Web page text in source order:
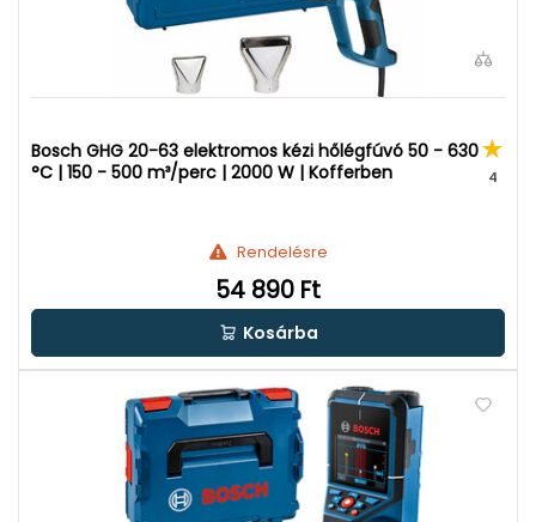
Bosch GHG 20-63 elektromos kézi hőlégfúvó 50 - 630
°C | 150 - 500 m³/perc | 2000 W | Kofferben
4
Rendelésre
54 890 Ft
Kosárba